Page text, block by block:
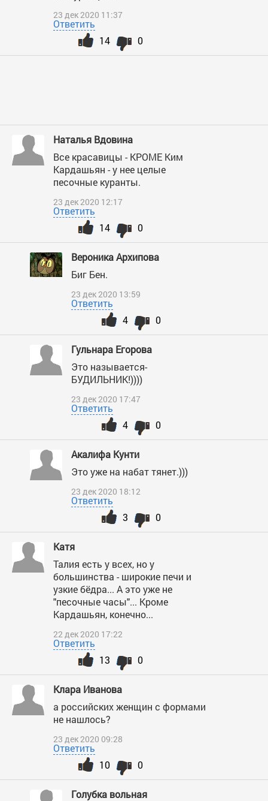
23 дек 2020 11:37
Ответить
0
14
Наталья Вдовина
Все красавицы - КРОМЕ Ким
Кардашьян - у нее целые
песочные куранты.
23 дек 2020 12:17
Ответить
0
14
Вероника Архипова
Биг Бен.
23 дек 2020 13:59
Ответить
0
4
Гульнара Егорова
Это называется-
БУДИЛЬНИК!))))
23 дек 2020 17:47
Ответить
0
4
Акалифа Кунти
Это уже на набат тянет.)))
23 дек 2020 18:12
Ответить
0
3
Катя
Талия есть у всех, но у
большинства - широкие печи и
узкие бёдра... А это уже не
"песочные часы"... Кроме
Кардашьян, конечно...
22 дек 2020 17:22
Ответить
0
13
Клара Иванова
а российских женщин с формами
не нашлось?
23 дек 2020 09:28
Ответить
0
10
Голубка вольная